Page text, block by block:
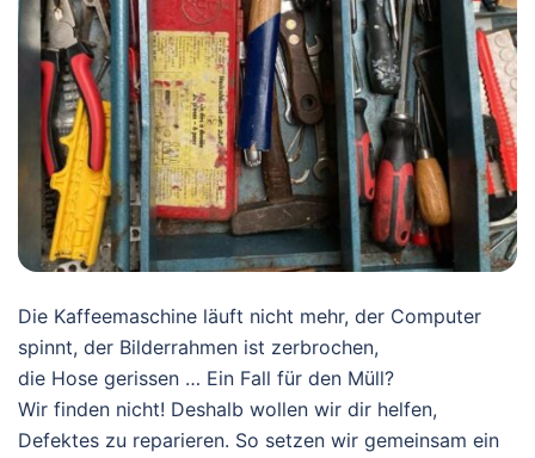
Die Kaffeemaschine läuft nicht mehr, der Computer
spinnt, der Bilderrahmen ist zerbrochen,
die Hose gerissen … Ein Fall für den Müll?
Wir finden nicht! Deshalb wollen wir dir helfen,
Defektes zu reparieren. So setzen wir gemeinsam ein